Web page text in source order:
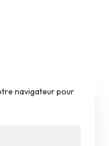
navigateur pour